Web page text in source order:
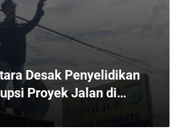
Desak Penyelidikan
Proyek Jalan di